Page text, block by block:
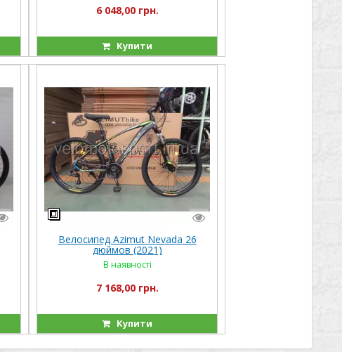
6 048,00 грн.
Купити
Велосипед Azimut Nevada 26
дюймов (2021)
В наявності
7 168,00 грн.
Купити